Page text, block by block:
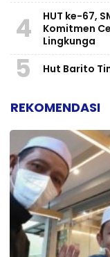
4
HUT ke-67,
Komitmen
Lingkunga
5 Hut Barito
REKOMENDASI